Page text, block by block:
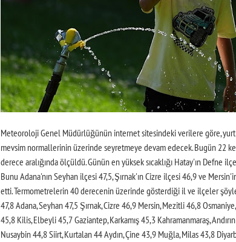
Meteoroloji Genel Müdürlüğünün internet sitesindeki verilere göre, yurt
mevsim normallerinin üzerinde seyretmeye devam edecek. Bugün 22
derece aralığında ölçüldü. Günün en yüksek sıcaklığı Hatay'ın Defne
Bunu Adana'nın Seyhan ilçesi 47,5, Şırnak'ın Cizre ilçesi 46,9 ve
etti. Termometrelerin 40 derecenin üzerinde gösterdiği il ve ilçeler
47,8 Adana, Seyhan 47,5 Şırnak, Cizre 46,9 Mersin, Mezitli 46,8
45,8 Kilis, Elbeyli 45,7 Gaziantep, Karkamış 45,3 Kahramanmaraş,
Nusaybin 44,8 Siirt, Kurtalan 44 Aydın, Çine 43,9 Muğla, Milas 43,8